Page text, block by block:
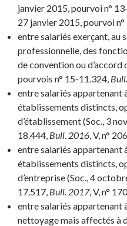
janvier 2015, pourvoi n°
27 janvier 2015, pourvoi
entre salariés exerçant, au
professionnelle, des
de convention ou
pourvois n° 15-11.324,
entre salariés appartenant
établissements distincts,
d’établissement (Soc., 3
18.444, Bull. 2016, V, n°
entre salariés appartenant
établissements distincts,
d’entreprise (Soc., 4
17.517, Bull. 2017, V, n°
entre salariés appartenant
nettoyage mais affectés à